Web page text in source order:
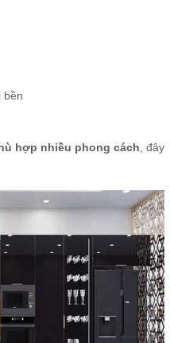
bền
hợp nhiều phong cách , đây